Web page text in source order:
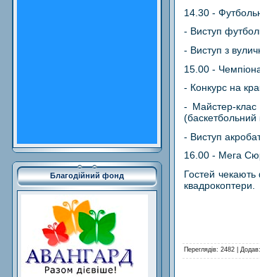
Благодійний фонд
14.30 -
- Виступ
- Виступ з
15.00 -
- Конкурс на
- Майстер-клас
(баскетбольний
- Виступ
16.00 - Мега
Гостей чекають
квадрокоптери.
Переглядів: 2482 | Додав: